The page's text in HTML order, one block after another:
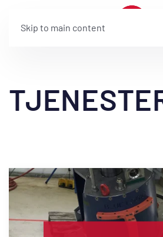
Skip to main content